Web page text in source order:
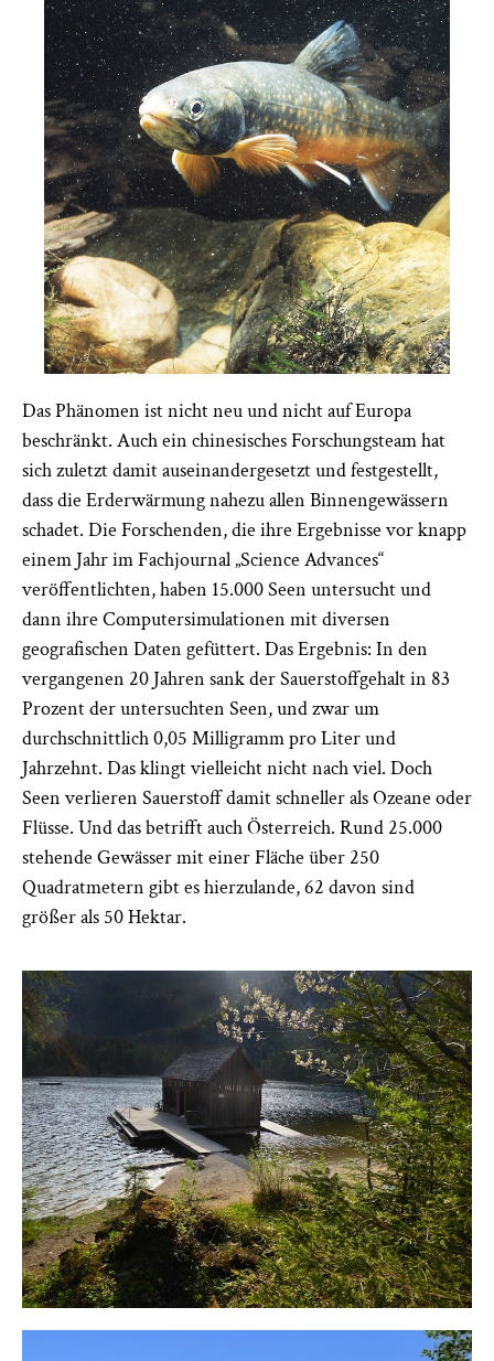
Das Phänomen ist nicht neu und nicht auf Europa
beschränkt. Auch ein chinesisches Forschungsteam hat
sich zuletzt damit auseinandergesetzt und festgestellt,
dass die Erderwärmung nahezu allen Binnengewässern
schadet. Die Forschenden, die ihre Ergebnisse vor knapp
einem Jahr im Fachjournal „Science Advances“
veröffentlichten, haben 15.000 Seen untersucht und
dann ihre Computersimulationen mit diversen
geografischen Daten gefüttert. Das Ergebnis: In den
vergangenen 20 Jahren sank der Sauerstoffgehalt in 83
Prozent der untersuchten Seen, und zwar um
durchschnittlich 0,05 Milligramm pro Liter und
Jahrzehnt. Das klingt vielleicht nicht nach viel. Doch
Seen verlieren Sauerstoff damit schneller als Ozeane oder
Flüsse. Und das betrifft auch Österreich. Rund 25.000
stehende Gewässer mit einer Fläche über 250
Quadratmetern gibt es hierzulande, 62 davon sind
größer als 50 Hektar.